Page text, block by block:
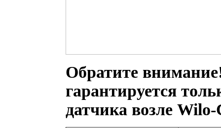
Обратите
гарантируется
датчика возле